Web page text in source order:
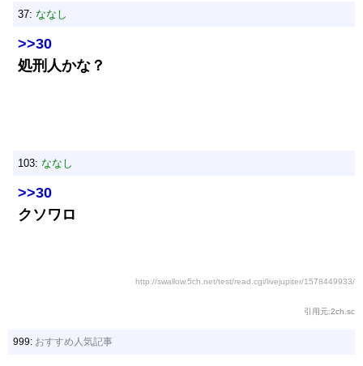
37: ななし
>>30
処刑人かな？
103: ななし
>>30
クソワロ
http://swallow.5ch.net/test/read.cgi/livejupiter/1578449933/
引用元:2ch.sc
999: おすすめ人気記事